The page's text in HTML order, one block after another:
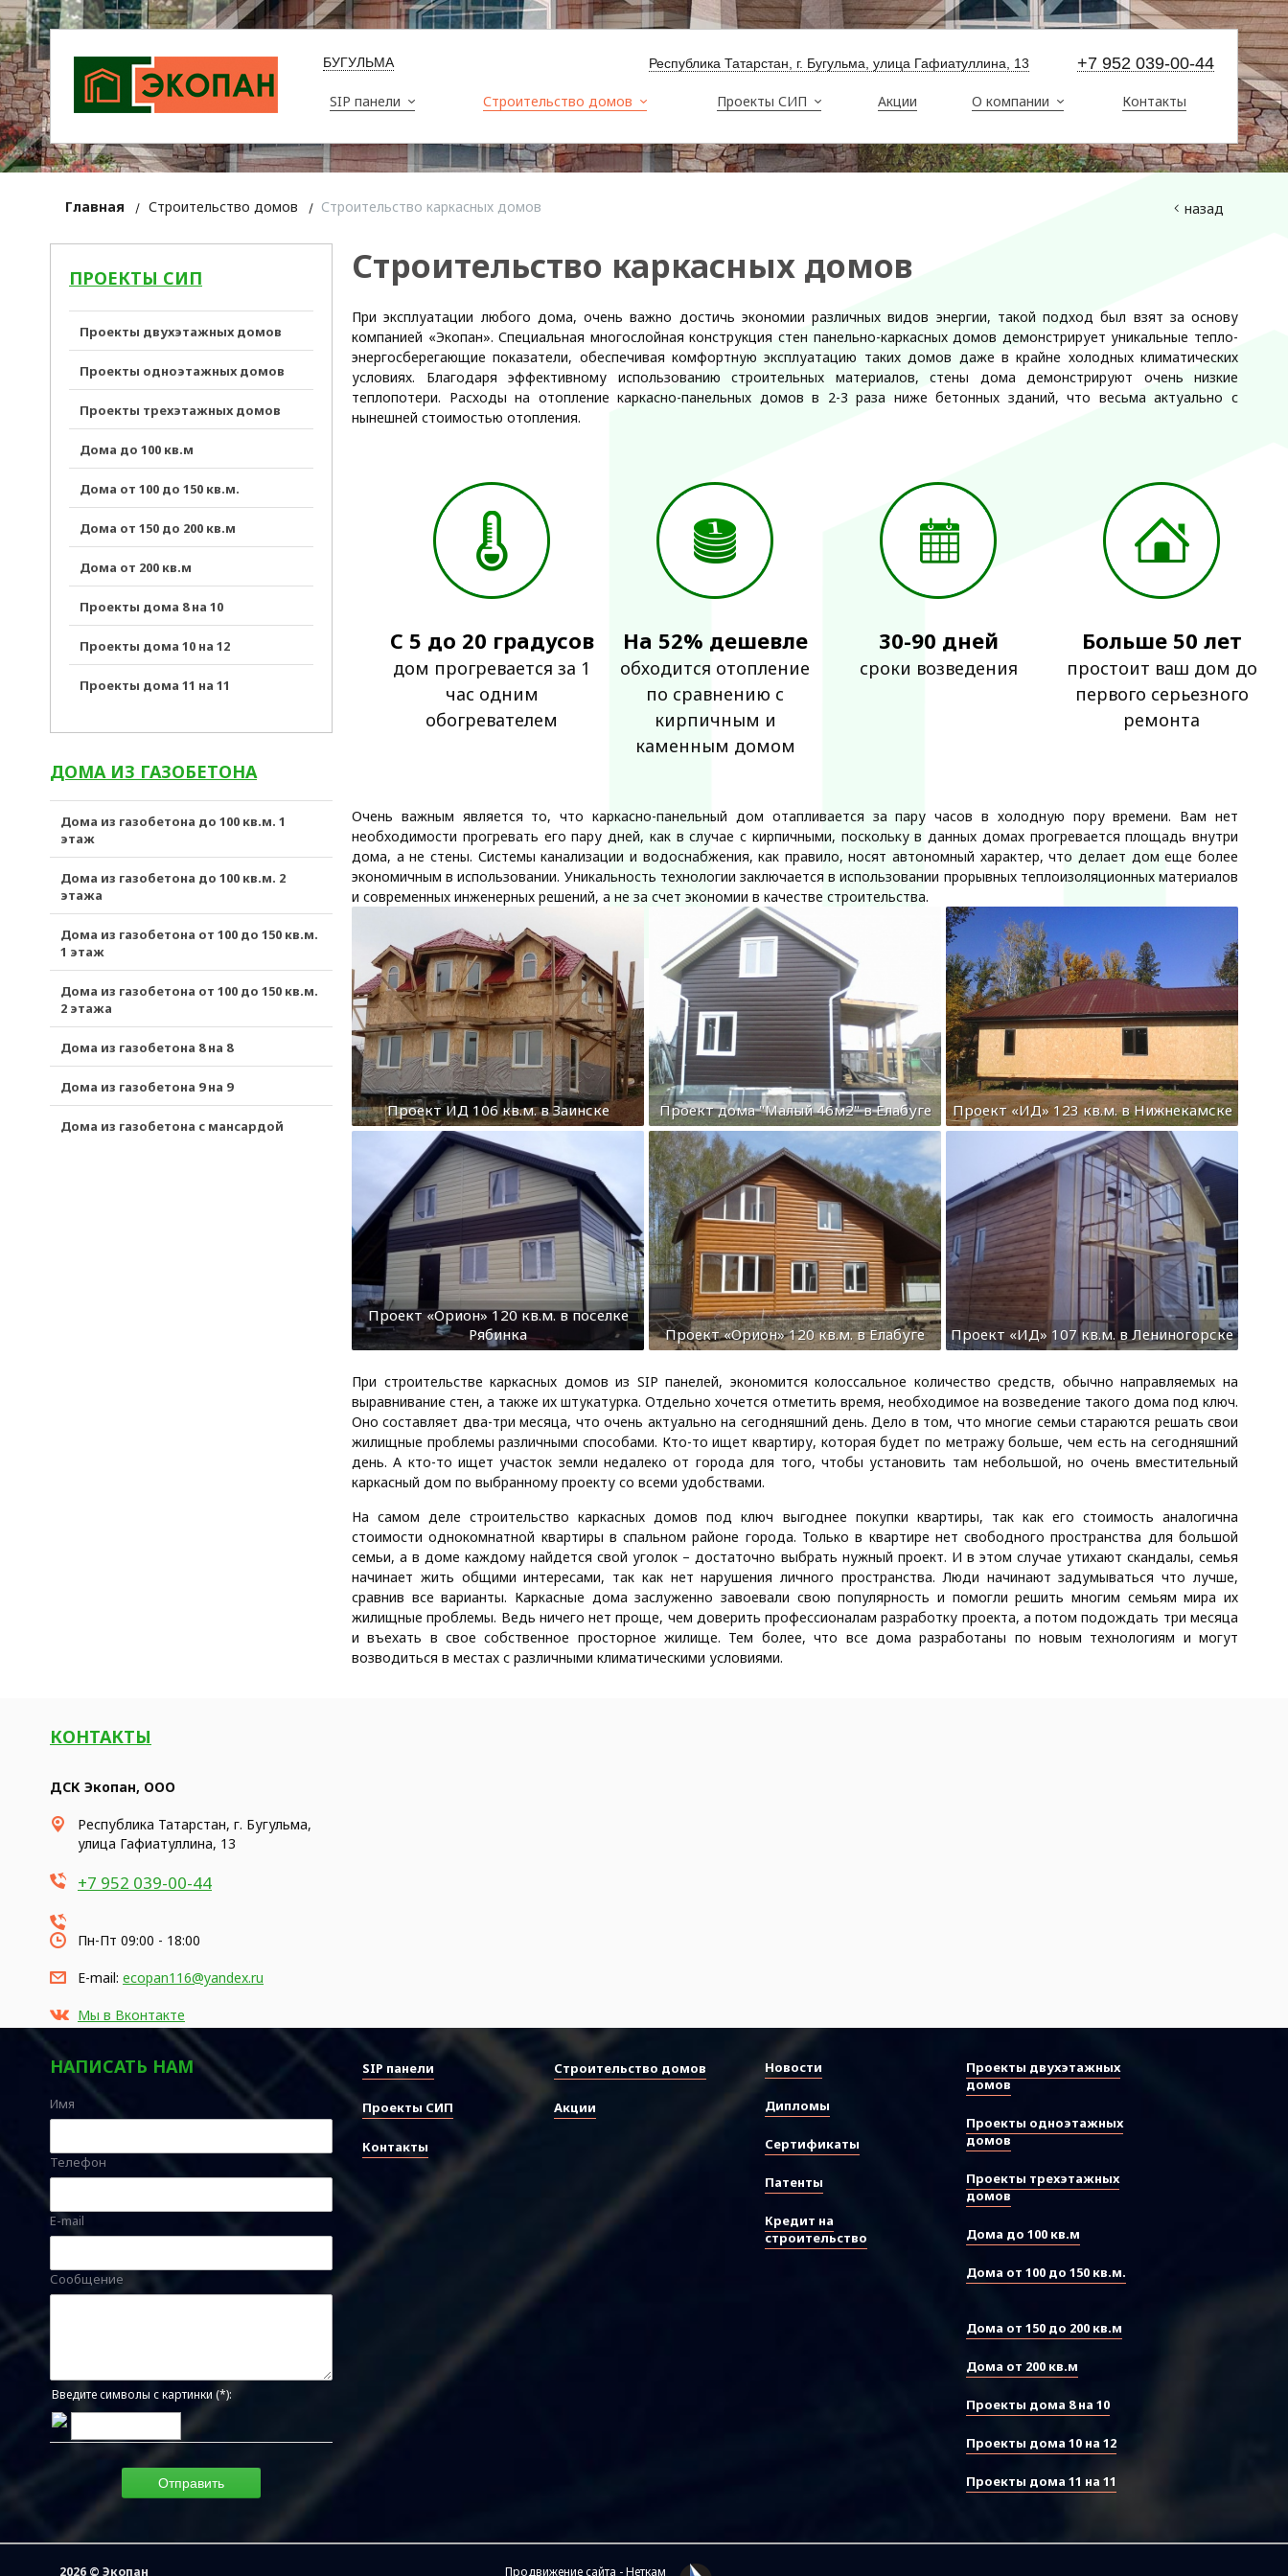
БУГУЛЬМА +7 952 039-00-44
Республика Татарстан, г. Бугульма, улица Гафиатуллина, 13
SIP панели Строительство домов Проекты СИП Акции О компании Контакты
Главная Строительство домов Строительство каркасных домов назад
ПРОЕКТЫ СИП
Проекты двухэтажных домов
Проекты одноэтажных домов
Проекты трехэтажных домов
Дома до 100 кв.м
Дома от 100 до 150 кв.м.
Дома от 150 до 200 кв.м
Дома от 200 кв.м
Проекты дома 8 на 10
Проекты дома 10 на 12
Проекты дома 11 на 11
ДОМА ИЗ ГАЗОБЕТОНА
Дома из газобетона до 100 кв.м. 1
этаж
Дома из газобетона до 100 кв.м. 2
этажа
Дома из газобетона от 100 до 150 кв.м.
1 этаж
Дома из газобетона от 100 до 150 кв.м.
2 этажа
Дома из газобетона 8 на 8
Дома из газобетона 9 на 9
Дома из газобетона с мансардой
Строительство каркасных домов
При эксплуатации любого дома, очень важно достичь экономии различных видов энергии, такой подход был взят за основу
компанией «Экопан». Специальная многослойная конструкция стен панельно-каркасных домов демонстрирует уникальные тепло-
энергосберегающие показатели, обеспечивая комфортную эксплуатацию таких домов даже в крайне холодных климатических
условиях. Благодаря эффективному использованию строительных материалов, стены дома демонстрируют очень низкие
теплопотери. Расходы на отопление каркасно-панельных домов в 2-3 раза ниже бетонных зданий, что весьма актуально с
нынешней стоимостью отопления.
С 5 до 20 градусов
дом прогревается за 1
час одним
обогревателем
На 52% дешевле
обходится отопление
по сравнению с
кирпичным и
каменным домом
30-90 дней
сроки возведения
Больше 50 лет
простоит ваш дом до
первого серьезного
ремонта
Очень важным является то, что каркасно-панельный дом отапливается за пару часов в холодную пору времени. Вам нет
необходимости прогревать его пару дней, как в случае с кирпичными, поскольку в данных домах прогревается площадь внутри
дома, а не стены. Системы канализации и водоснабжения, как правило, носят автономный характер, что делает дом еще более
экономичным в использовании. Уникальность технологии заключается в использовании прорывных теплоизоляционных материалов
и современных инженерных решений, а не за счет экономии в качестве строительства.
Проект ИД 106 кв.м. в Заинске Проект дома "Малый 46м2" в Елабуге Проект «ИД» 123 кв.м. в Нижнекамске
Проект «Орион» 120 кв.м. в поселке
Рябинка
Проект «Орион» 120 кв.м. в Елабуге Проект «ИД» 107 кв.м. в Лениногорске
При строительстве каркасных домов из SIP панелей, экономится колоссальное количество средств, обычно направляемых на
выравнивание стен, а также их штукатурка. Отдельно хочется отметить время, необходимое на возведение такого дома под ключ.
Оно составляет два-три месяца, что очень актуально на сегодняшний день. Дело в том, что многие семьи стараются решать свои
жилищные проблемы различными способами. Кто-то ищет квартиру, которая будет по метражу больше, чем есть на сегодняшний
день. А кто-то ищет участок земли недалеко от города для того, чтобы установить там небольшой, но очень вместительный
каркасный дом по выбранному проекту со всеми удобствами.
На самом деле строительство каркасных домов под ключ выгоднее покупки квартиры, так как его стоимость аналогична
стоимости однокомнатной квартиры в спальном районе города. Только в квартире нет свободного пространства для большой
семьи, а в доме каждому найдется свой уголок – достаточно выбрать нужный проект. И в этом случае утихают скандалы, семья
начинает жить общими интересами, так как нет нарушения личного пространства. Люди начинают задумываться что лучше,
сравнив все варианты. Каркасные дома заслуженно завоевали свою популярность и помогли решить многим семьям мира их
жилищные проблемы. Ведь ничего нет проще, чем доверить профессионалам разработку проекта, а потом подождать три месяца
и въехать в свое собственное просторное жилище. Тем более, что все дома разработаны по новым технологиям и могут
возводиться в местах с различными климатическими условиями.
КОНТАКТЫ
ДСК Экопан, ООО
Республика Татарстан, г. Бугульма,
улица Гафиатуллина, 13
+7 952 039-00-44
Пн-Пт 09:00 - 18:00
E-mail: ecopan116@yandex.ru
Мы в Вконтакте
НАПИСАТЬ НАМ
Имя
Телефон
E-mail
Сообщение
Введите символы с картинки (*):
SIP панели Строительство домов
Проекты СИП Акции
Контакты
Новости
Дипломы
Сертификаты
Патенты
Кредит на
строительство
Проекты двухэтажных
домов
Проекты одноэтажных
домов
Проекты трехэтажных
домов
Дома до 100 кв.м
Дома от 100 до 150 кв.м.
Дома от 150 до 200 кв.м
Дома от 200 кв.м
Проекты дома 8 на 10
Проекты дома 10 на 12
Проекты дома 11 на 11
2026 © Экопан Продвижение сайта - Неткам